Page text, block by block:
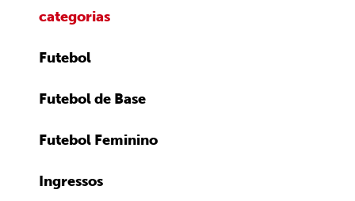
categorias
Futebol
Futebol de Base
Futebol Feminino
Ingressos